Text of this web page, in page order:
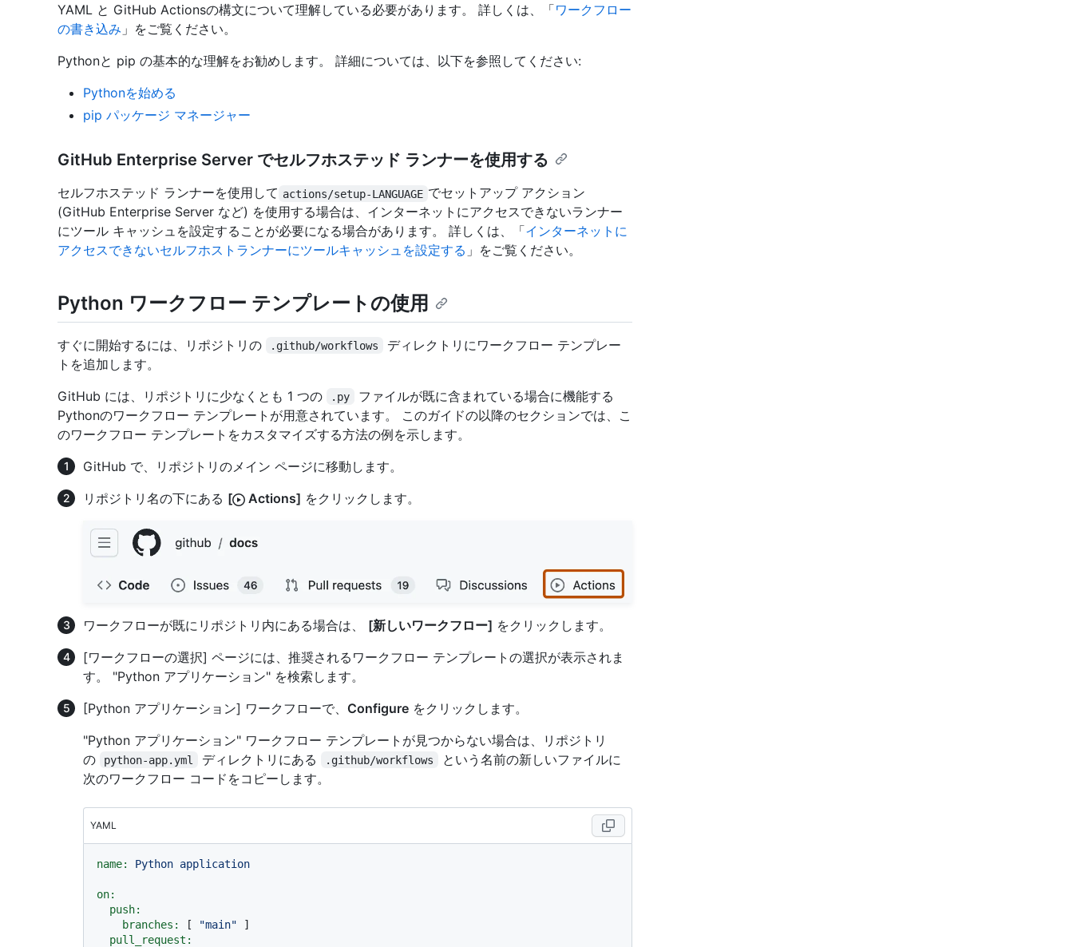
YAML と GitHub Actionsの構文について理解している必要があります。 詳しくは、「ワークフロー
の書き込み 」をご覧ください。
Pythonと pip の基本的な理解をお勧めします。 詳細については、以下を参照してください:
Pythonを始める
pip パッケージ マネージャー
GitHub Enterprise Server でセルフホステッド ランナーを使用する
セルフホステッド ランナーを使用して actions/setup-LANGUAGE でセットアップ アクション
(GitHub Enterprise Server など) を使用する場合は、インターネットにアクセスできないランナー
にツール キャッシュを設定することが必要になる場合があります。 詳しくは、「インターネットに
アクセスできないセルフホストランナーにツールキャッシュを設定する 」をご覧ください。
Python ワークフロー テンプレートの使用
すぐに開始するには、リポジトリの .github/workflows
ディレクトリにワークフロー テンプレー
トを追加します。
GitHub には、リポジトリに少なくとも 1 つの
.py
ファイルが既に含まれている場合に機能する
Pythonのワークフロー テンプレートが用意されています。 このガイドの以降のセクションでは、こ
のワークフロー テンプレートをカスタマイズする方法の例を示します。
GitHub で、リポジトリのメイン ページに移動します。
リポジトリ名の下にある [ Actions] をクリックします。
ワークフローが既にリポジトリ内にある場合は、 [新しいワークフロー] をクリックします。
[ワークフローの選択] ページには、推奨されるワークフロー テンプレートの選択が表示されま
す。 "Python アプリケーション" を検索します。
[Python アプリケーション] ワークフローで、 Configure をクリックします。
"Python アプリケーション" ワークフロー テンプレートが見つからない場合は、リポジトリ
の
python-app.yml ディレクトリにある .github/workflows
という名前の新しいファイルに
次のワークフロー コードをコピーします。
YAML
name: Python application
on:
push:
branches:
[ "main" ]
pull_request: